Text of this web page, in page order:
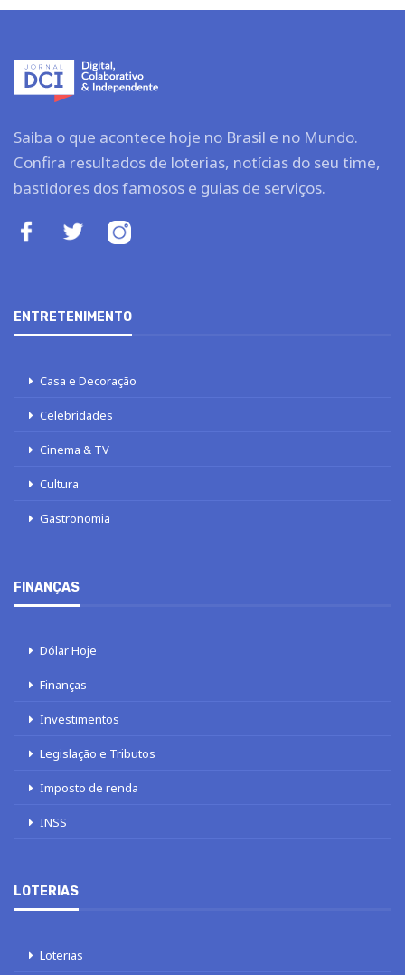
Saiba o que acontece hoje no Brasil e no Mundo.
Confira resultados de loterias, notícias do seu time,
bastidores dos famosos e guias de serviços.
ENTRETENIMENTO
Casa e Decoração
Celebridades
Cinema & TV
Cultura
Gastronomia
FINANÇAS
Dólar Hoje
Finanças
Investimentos
Legislação e Tributos
Imposto de renda
INSS
LOTERIAS
Loterias